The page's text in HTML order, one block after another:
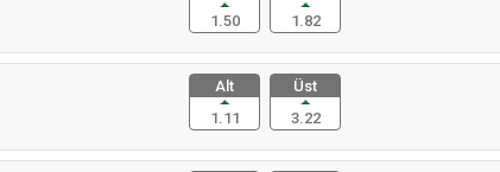
1.50
1.82
Alt
1.11
Üst
3.22